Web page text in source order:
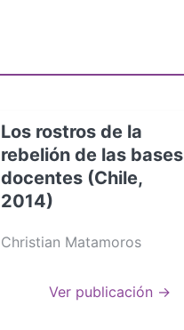
Los rostros de la
rebelión de las bases
docentes (Chile,
2014)
Christian Matamoros
Ver publicación →